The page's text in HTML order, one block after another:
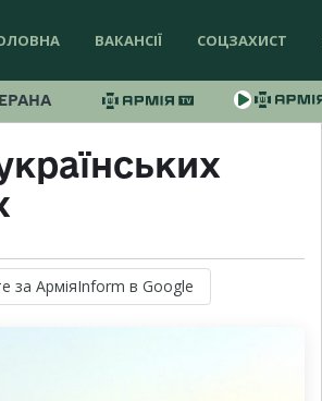
ВАКАНСІЇ СОЦЗАХИСТ
за АрміяInform в Google